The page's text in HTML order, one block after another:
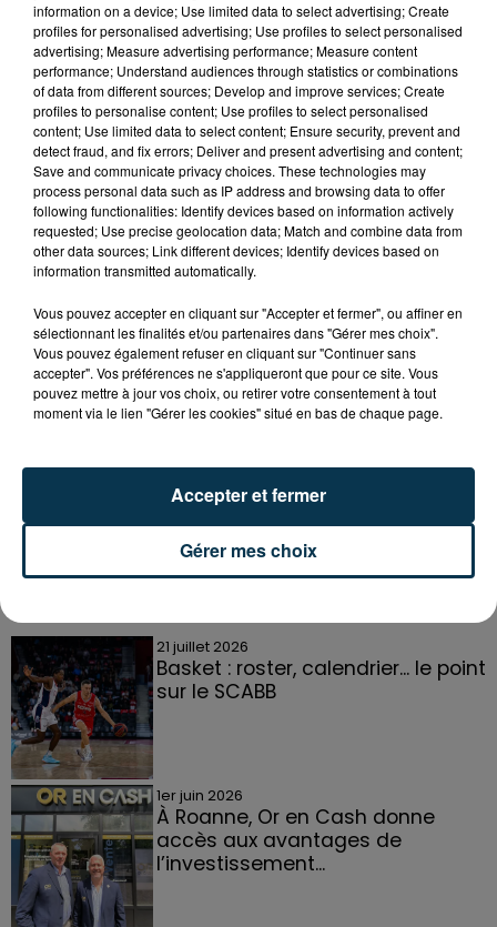
DES POIDS LOURDS DE L'INFLUENCE
Hazerkatiktokeur avec plus d’1 million d’abonnés,
mais aussi auteur, compositeur, interprète est un
artiste engagé contre le harcèlement scolaire.
Loukakifait partie des célébrités qui ont réussi à
totaliser plus de 450 000 abonnés Instagram en
moins de deux ans, elle est suivie par plus de 4 millions
Cet élément est masqué compte-tenu du refus
du dépôt de cookies que vous avez exprimé. Si
vous souhaitez l'afficher, merci de nous donner
Afficher l'élément
DANS LA LOIRE
21 juillet 2026
Basket : roster, calendrier... le point
sur le SCABB
1er juin 2026
À Roanne, Or en Cash donne
accès aux avantages de
l’investissement...
information on a device; Use limited data to select advertising; Create
profiles for personalised advertising; Use profiles to select personalised
advertising; Measure advertising performance; Measure content
performance; Understand audiences through statistics or combinations
of data from different sources; Develop and improve services; Create
profiles to personalise content; Use profiles to select personalised
content; Use limited data to select content; Ensure security, prevent and
detect fraud, and fix errors; Deliver and present advertising and content;
Save and communicate privacy choices. These technologies may
process personal data such as IP address and browsing data to offer
following functionalities: Identify devices based on information actively
requested; Use precise geolocation data; Match and combine data from
other data sources; Link different devices; Identify devices based on
information transmitted automatically.
Vous pouvez accepter en cliquant sur "Accepter et fermer", ou affiner en
sélectionnant les finalités et/ou partenaires dans "Gérer mes choix".
Vous pouvez également refuser en cliquant sur "Continuer sans
accepter". Vos préférences ne s'appliqueront que pour ce site. Vous
pouvez mettre à jour vos choix, ou retirer votre consentement à tout
moment via le lien "Gérer les cookies" situé en bas de chaque page.
Gérer mes choix
Accepter et fermer